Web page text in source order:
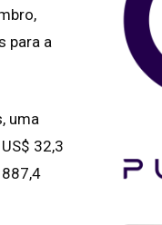
para a
uma
32,3